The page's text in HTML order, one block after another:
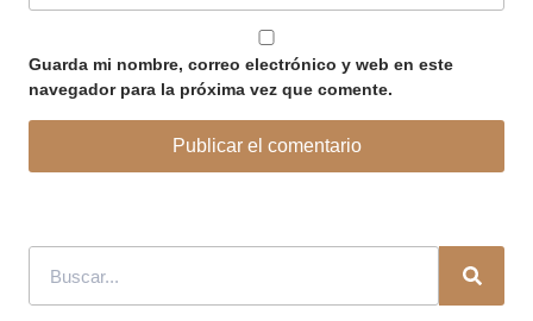
Guarda mi nombre, correo electrónico y web en este
navegador para la próxima vez que comente.